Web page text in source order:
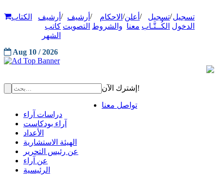
تسجيل
الدخول
/تسجيل
الكُــتَّـاب
/ أعلن
معنا
/ الاحكام
والشروط
/ أرشيف
التصويت
/ أرشيف
كاتب
الشهر
الكتاب
Aug 10 / 2026
إشترك الآن!
تواصل معنا
دراسات آراء
آراء بودكاست
الأعداد
الهيئة الاستشارية
عن رئيس التحرير
عن آراء
الرئيسية